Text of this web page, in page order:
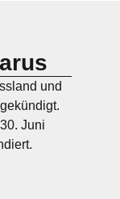
und
Juni